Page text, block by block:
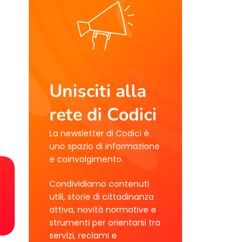
Unisciti alla
rete di Codici
La newsletter di Codici è
uno spazio di informazione
e coinvolgimento.
Condividiamo contenuti
utili, storie di cittadinanza
attiva, novità normative e
strumenti per orientarsi tra
servizi, reclami e